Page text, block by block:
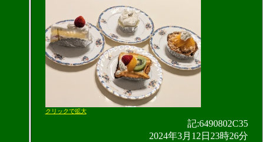
クリックで拡大
記:6490802C35
2024年3月12日23時26分